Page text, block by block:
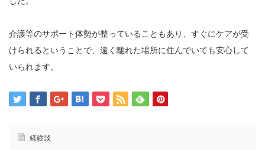
介護等のサポート体勢が整っていることもあり、すぐにケアが受
けられるということで、遠く離れた場所に住んでいても安心して
いられます。
経験談